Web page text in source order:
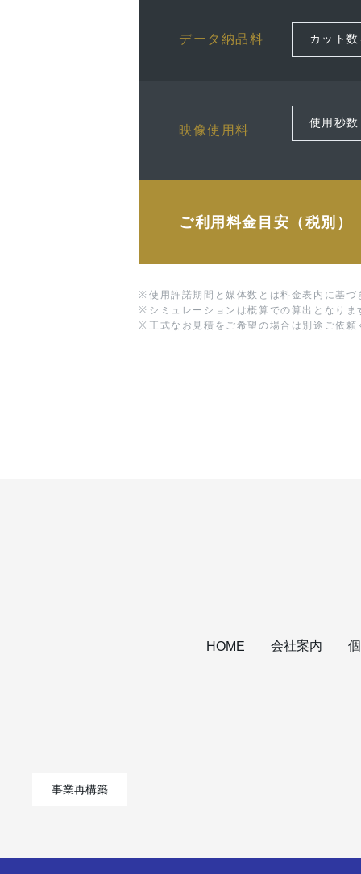
データ納品料
映像使用料
ご利用料金目安（税別）
※ 使用許諾期間と媒体数とは料金表内に基づ
※ シミュレーションは概算での算出となりま
※ 正式なお見積をご希望の場合は別途ご依頼
HOME 会社案内
事業再構築